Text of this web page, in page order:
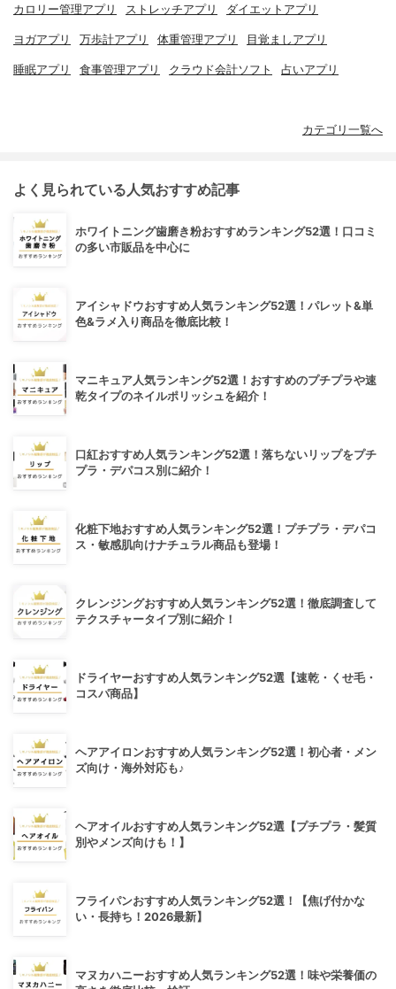
カロリー管理アプリ ストレッチアプリ ダイエットアプリ
ヨガアプリ 万歩計アプリ 体重管理アプリ 目覚ましアプリ
睡眠アプリ 食事管理アプリ クラウド会計ソフト 占いアプリ
カテゴリ一覧へ
よく見られている人気おすすめ記事
ホワイトニング歯磨き粉おすすめランキング52選！口コミ
の多い市販品を中心に
アイシャドウおすすめ人気ランキング52選！パレット&単
色&ラメ入り商品を徹底比較！
マニキュア人気ランキング52選！おすすめのプチプラや速
乾タイプのネイルポリッシュを紹介！
口紅おすすめ人気ランキング52選！落ちないリップをプチ
プラ・デパコス別に紹介！
化粧下地おすすめ人気ランキング52選！プチプラ・デパコ
ス・敏感肌向けナチュラル商品も登場！
クレンジングおすすめ人気ランキング52選！徹底調査して
テクスチャータイプ別に紹介！
ドライヤーおすすめ人気ランキング52選【速乾・くせ毛・
コスパ商品】
ヘアアイロンおすすめ人気ランキング52選！初心者・メン
ズ向け・海外対応も♪
ヘアオイルおすすめ人気ランキング52選【プチプラ・髪質
別やメンズ向けも！】
フライパンおすすめ人気ランキング52選！【焦げ付かな
い・長持ち！2026最新】
マヌカハニーおすすめ人気ランキング52選！味や栄養価の